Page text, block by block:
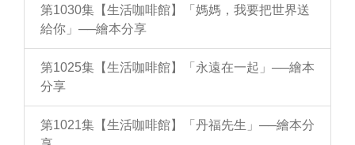
第1030集【生活咖啡館】「媽媽，我要把世界送
給你」──繪本分享
第1025集【生活咖啡館】「永遠在一起」──繪本
分享
第1021集【生活咖啡館】「丹福先生」──繪本分